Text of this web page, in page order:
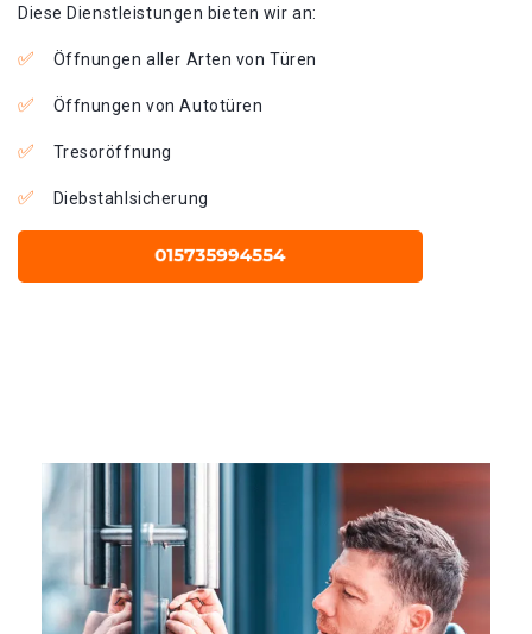
Diese Dienstleistungen bieten wir an:
Öffnungen aller Arten von Türen
Öffnungen von Autotüren
Tresoröffnung
Diebstahlsicherung